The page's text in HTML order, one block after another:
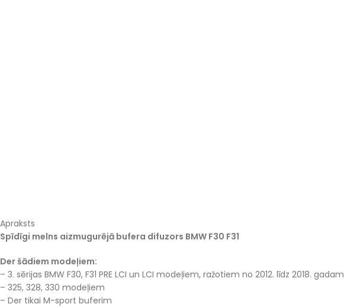
Apraksts
Spīdīgi melns aizmugurējā bufera difuzors BMW F30 F31
Der šādiem modeļiem:
– 3. sērijas BMW F30, F31 PRE LCI un LCI modeļiem, ražotiem no 2012. līdz 2018. gadam
– 325, 328, 330 modeļiem
– Der tikai M-sport buferim